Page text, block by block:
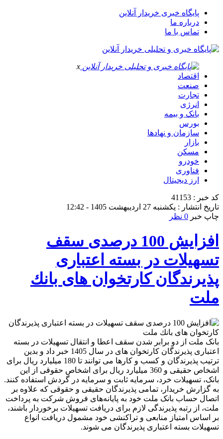
پایگاه خبری خریدار آنلاین
درباره ما
تماس با ما
x
اقتصاد
صنعت
تجارت
انرژی
بانک و بیمه
بورس
سازمان و نهادها
بازار
مسکن
خودرو
فناوری
ارز دیجیتال
کد خبر : 41153
تاریخ انتشار : یکشنبه 27 اردیبهشت 1405 - 12:42
چاپ خبر 0 نظر
افزایش 100 درصدی سقف
تسهیلات در بسته اعتباری
پذیرندگان كارتخوان های بانك
ملت
بانک ملت از دو برابر شدن سقف اعطا و انتقال تسهیلات در بسته
اعتباری پذیرندگان کارتخوان های در سال 1405 خبر داد و بدین
ترتیب پذیرندگان و کسب و کارها می توانند تا 180 میلیارد ریال برای
اشخاص حقیقی و 360 میلیارد ریال برای اشخاص حقوقی از این
بانک، تسهیلات خرد، سرمایه ثابت و سرمایه در گردش استفاده کنند.
به گزارش خریدار، تمامی پذیرندگان حقیقی و حقوقی که علاوه بر
اتصال حساب بانک ملت خود به پایانه‌های فروش شرکت به پرداخت
ملت، از رتبه پذیرندگی لازم برای دریافت تسهیلات برخوردار باشند،
بر اساس امتیاز منابعی و تراکنشی خود مشمول دریافت انواع
تسهیلات بسته اعتباری پذیرندگان می شوند.